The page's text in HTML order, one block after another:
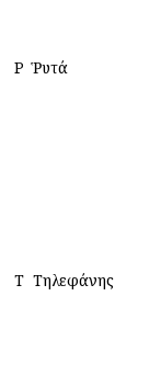
Ρ Ῥυτά
Τ Τηλεφάνης